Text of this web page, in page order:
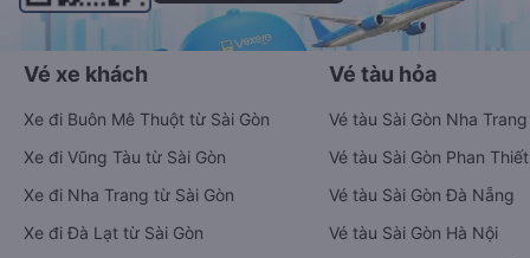
Vé xe khách
Xe đi Buôn Mê Thuột từ Sài Gòn
Xe đi Vũng Tàu từ Sài Gòn
Xe đi Nha Trang từ Sài Gòn
Xe đi Đà Lạt từ Sài Gòn
Vé tàu hỏa
Vé tàu Sài Gòn Nha Trang
Vé tàu Sài Gòn Phan Thiết
Vé tàu Sài Gòn Đà Nẵng
Vé tàu Sài Gòn Hà Nội